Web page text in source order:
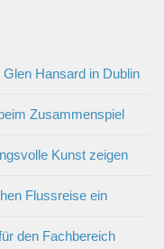
Hansard in Dublin
Zusammenspiel
Kunst zeigen
Flussreise ein
den Fachbereich